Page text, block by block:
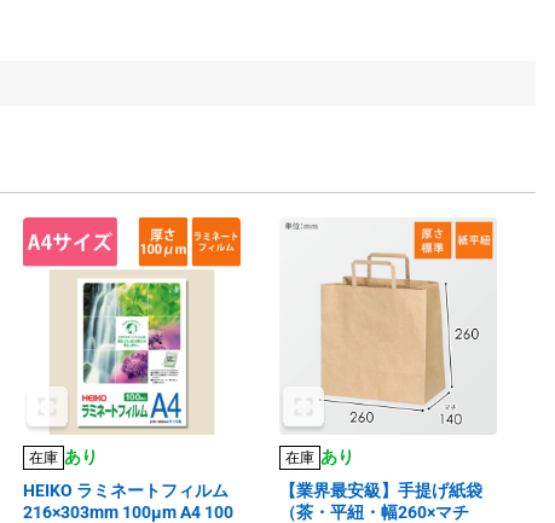
在庫 あり
HEIKO ラミネートフィルム
216×303mm 100μm A4 100
在庫 あり
【業界最安級】手提げ紙袋
（茶・平紐・幅260×マチ